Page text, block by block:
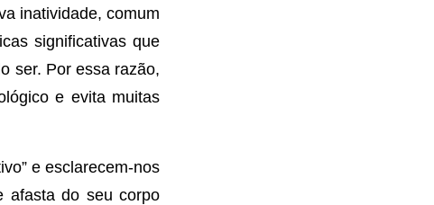
inatividade, comum
significativas que
ser. Por essa razão,
e evita muitas
e esclarecem-nos
afasta do seu corpo